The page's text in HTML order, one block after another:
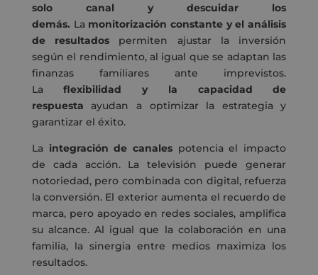
solo canal y descuidar los
demás. La monitorización constante y el análisis
de resultados
permiten ajustar la inversión
según el rendimiento, al igual que se adaptan las
finanzas familiares ante imprevistos.
La
flexibilidad y la capacidad de
respuesta
ayudan a optimizar la estrategia y
garantizar el éxito.
La integración de canales potencia el impacto
de cada acción. La televisión puede generar
notoriedad, pero combinada con digital, refuerza
la conversión. El exterior aumenta el recuerdo de
marca, pero apoyado en redes sociales, amplifica
su alcance. Al igual que la colaboración en una
familia, la sinergia entre medios maximiza los
resultados.